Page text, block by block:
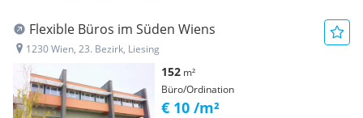
Flexible Büros im Süden Wiens
1230 Wien, 23. Bezirk, Liesing
152 m²
Büro/Ordination
€ 10 /m²